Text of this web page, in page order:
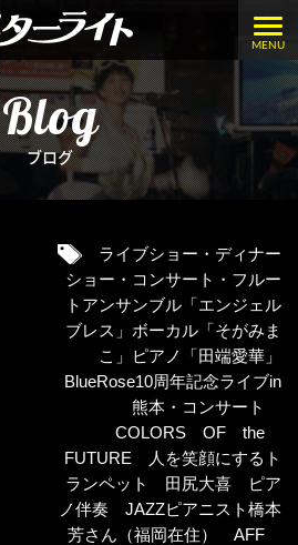
MENU
Blog
ブログ
ライブショー・ディナー
ショー・コンサート・フルー
トアンサンブル「エンジェル
ブレス」ボーカル「そがみま
こ」ピアノ「田端愛華」
BlueRose10周年記念ライブin
熊本・コンサート
COLORS OF the
FUTURE 人を笑顔にするト
ランペット 田尻大喜 ピア
ノ伴奏 JAZZピアニスト橋本
芳さん（福岡在住） AFF